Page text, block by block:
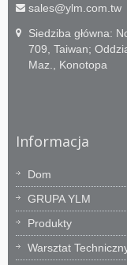
sales@ylm.com.tw
Siedziba główna:
709, Taiwan;
Maz., Konotopa
Informacja
Dom
GRUPA YLM
Produkty
Warsztat